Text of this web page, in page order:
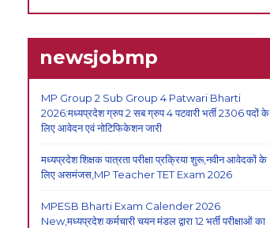
newsjobmp
MP Group 2 Sub Group 4 Patwari Bharti
2026:मध्यप्रदेश ग्रुप 2 सब ग्रुप 4 पटवारी भर्ती 2306 पदों के
लिए आवेदन एवं नोटिफिकेशन जारी
मध्यप्रदेश शिक्षक पात्रता परीक्षा प्रक्रिया शुरू,नवीन आवेदकों के
लिए असमंजस,MP Teacher TET Exam 2026
MPESB Bharti Exam Calender 2026
New,मध्यप्रदेश कर्मचारी चयन मंडल द्वारा 12 भर्ती परीक्षाओं का